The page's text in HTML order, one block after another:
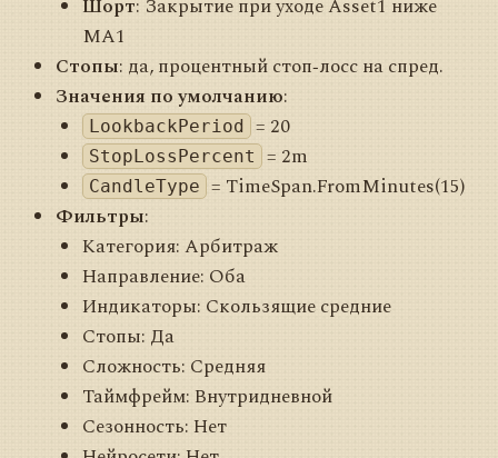
Шорт: Закрытие при уходе Asset1 ниже
MA1
Стопы: да, процентный стоп‑лосс на спред.
Значения по умолчанию:
LookbackPeriod = 20
StopLossPercent = 2m
CandleType = TimeSpan.FromMinutes(15)
Фильтры:
Категория: Арбитраж
Направление: Оба
Индикаторы: Скользящие средние
Стопы: Да
Сложность: Средняя
Таймфрейм: Внутридневной
Сезонность: Нет